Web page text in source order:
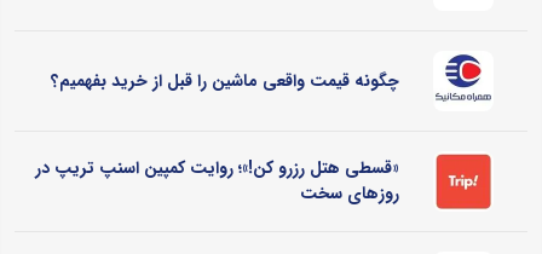
چگونه قیمت واقعی ماشین را قبل از خرید بفهمیم؟
«قسطی هتل رزرو کن!»؛ روایت کمپین اسنپ تریپ در
روزهای سخت